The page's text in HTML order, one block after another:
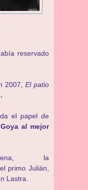
reservado
2007, El patio
el papel de
Goya al mejor
la
primo Julián,
Lastra.